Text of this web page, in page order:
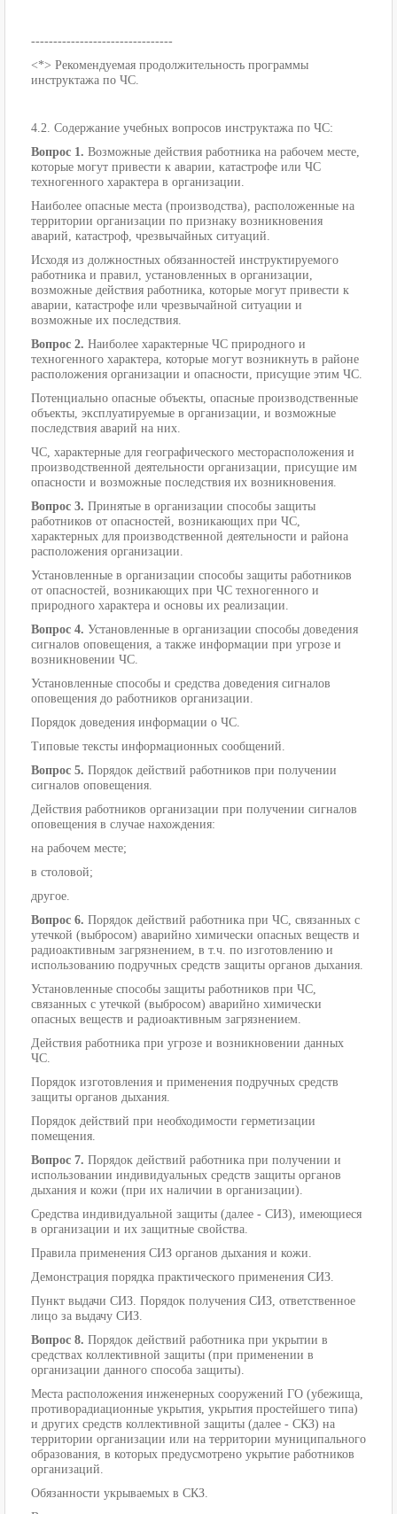
--------------------------------
<*> Рекомендуемая продолжительность программы
инструктажа по ЧС.
4.2. Содержание учебных вопросов инструктажа по ЧС:
Вопрос 1. Возможные действия работника на рабочем месте,
которые могут привести к аварии, катастрофе или ЧС
техногенного характера в организации.
Наиболее опасные места (производства), расположенные на
территории организации по признаку возникновения
аварий, катастроф, чрезвычайных ситуаций.
Исходя из должностных обязанностей инструктируемого
работника и правил, установленных в организации,
возможные действия работника, которые могут привести к
аварии, катастрофе или чрезвычайной ситуации и
возможные их последствия.
Вопрос 2. Наиболее характерные ЧС природного и
техногенного характера, которые могут возникнуть в районе
расположения организации и опасности, присущие этим ЧС.
Потенциально опасные объекты, опасные производственные
объекты, эксплуатируемые в организации, и возможные
последствия аварий на них.
ЧС, характерные для географического месторасположения и
производственной деятельности организации, присущие им
опасности и возможные последствия их возникновения.
Вопрос 3. Принятые в организации способы защиты
работников от опасностей, возникающих при ЧС,
характерных для производственной деятельности и района
расположения организации.
Установленные в организации способы защиты работников
от опасностей, возникающих при ЧС техногенного и
природного характера и основы их реализации.
Вопрос 4. Установленные в организации способы доведения
сигналов оповещения, а также информации при угрозе и
возникновении ЧС.
Установленные способы и средства доведения сигналов
оповещения до работников организации.
Порядок доведения информации о ЧС.
Типовые тексты информационных сообщений.
Вопрос 5. Порядок действий работников при получении
сигналов оповещения.
Действия работников организации при получении сигналов
оповещения в случае нахождения:
на рабочем месте;
в столовой;
другое.
Вопрос 6. Порядок действий работника при ЧС, связанных с
утечкой (выбросом) аварийно химически опасных веществ и
радиоактивным загрязнением, в т.ч. по изготовлению и
использованию подручных средств защиты органов дыхания.
Установленные способы защиты работников при ЧС,
связанных с утечкой (выбросом) аварийно химически
опасных веществ и радиоактивным загрязнением.
Действия работника при угрозе и возникновении данных
ЧС.
Порядок изготовления и применения подручных средств
защиты органов дыхания.
Порядок действий при необходимости герметизации
помещения.
Вопрос 7. Порядок действий работника при получении и
использовании индивидуальных средств защиты органов
дыхания и кожи (при их наличии в организации).
Средства индивидуальной защиты (далее - СИЗ), имеющиеся
в организации и их защитные свойства.
Правила применения СИЗ органов дыхания и кожи.
Демонстрация порядка практического применения СИЗ.
Пункт выдачи СИЗ. Порядок получения СИЗ, ответственное
лицо за выдачу СИЗ.
Вопрос 8. Порядок действий работника при укрытии в
средствах коллективной защиты (при применении в
организации данного способа защиты).
Места расположения инженерных сооружений ГО (убежища,
противорадиационные укрытия, укрытия простейшего типа)
и других средств коллективной защиты (далее - СКЗ) на
территории организации или на территории муниципального
образования, в которых предусмотрено укрытие работников
организаций.
Обязанности укрываемых в СКЗ.